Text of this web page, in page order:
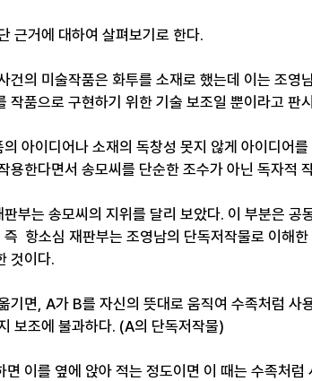
근거에 대하여 살펴보기로 한다.
건의 미술작품은 화투를 소재로 했는데 이는 조영
작품으로 구현하기 위한 기술 보조일 뿐이라고 판
아이디어나 소재의 독창성 못지 않게 아이디어
용한다면서 송모씨를 단순한 조수가 아닌 독자적
부는 송모씨의 지위를 달리 보았다. 이 부분은 공
항소심 재판부는 조영남의 단독저작물로 이해
것이다.
기면, A가 B를 자신의 뜻대로 움직여 수족처럼 사
보조에 불과하다. (A의 단독저작물)
면 이를 옆에 앉아 적는 정도이면 이 때는 수족처럼